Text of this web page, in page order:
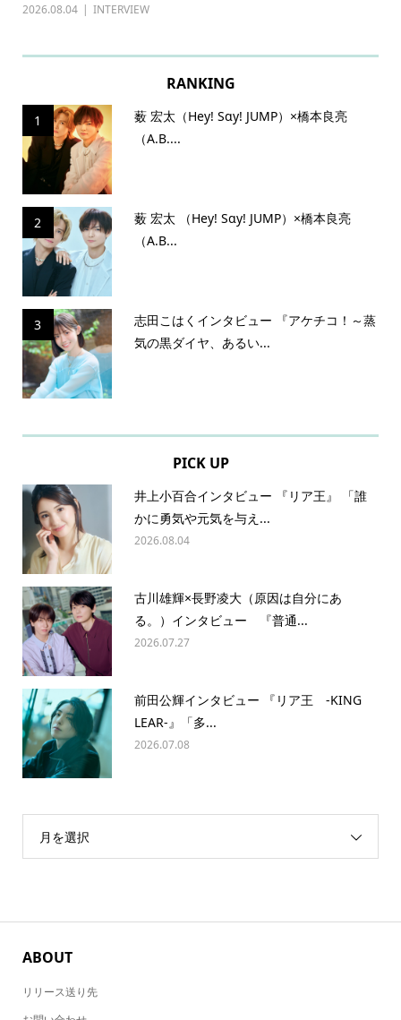
2026.08.04 INTERVIEW
RANKING
1
薮 宏太（Hey! Sɑy! JUMP）×橋本良亮
（A.B....
2
薮 宏太 （Hey! Sɑy! JUMP）×橋本良亮
（A.B...
3
志田こはくインタビュー 『アケチコ！～蒸
気の黒ダイヤ、あるい...
PICK UP
井上小百合インタビュー 『リア王』 「誰
かに勇気や元気を与え...
2026.08.04
古川雄輝×長野凌大（原因は自分にあ
る。）インタビュー 『普通...
2026.07.27
前田公輝インタビュー 『リア王 -KING
LEAR-』「多...
2026.07.08
月を選択
ABOUT
リリース送り先